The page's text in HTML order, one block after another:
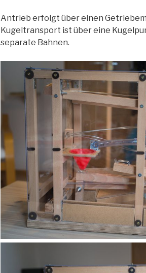
Antrieb erfolgt über einen
Kugeltransport ist über eine
separate Bahnen.